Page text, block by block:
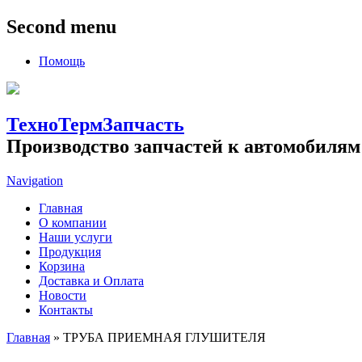
Second menu
Помощь
ТехноТермЗапчасть
Производство запчастей к
Navigation
Главная
О компании
Наши услуги
Продукция
Корзина
Доставка и Оплата
Новости
Контакты
Главная » ТРУБА ПРИЕМНАЯ ГЛУШИТЕЛЯ